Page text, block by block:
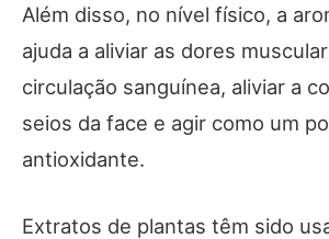
Além disso, no nível físico, a
ajuda a aliviar as dores
circulação sanguínea, aliviar a
seios da face e agir como um
antioxidante.
Extratos de plantas têm sido